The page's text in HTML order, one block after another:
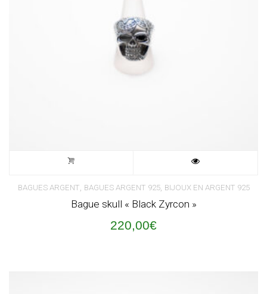
BAGUES ARGENT, BAGUES ARGENT 925, BIJOUX EN ARGENT 925
Bague skull « Black Zyrcon »
220,00€